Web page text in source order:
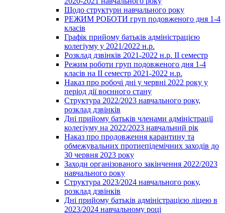
Щодо структури навчального року
РЕЖИМ РОБОТИ груп подовженого дня 1-4
класів
Графік прийому батьків адміністрацією
колегіуму у 2021/2022 н.р.
Розклад дзвінків 2021-2022 н.р. ІІ семестр
Режим роботи груп подовженого дня 1-4
класів на ІІ семестр 2021-2022 н.р.
Наказ про робочі дні у червні 2022 року у
період дії воєнного стану
Структура 2022/2023 навчального року,
розклад дзвінків
Дні прийому батьків членами адміністрації
колегіуму на 2022/2023 навчальний рік
Наказ про продовження карантину та
обмежувальних протиепідемічних заходів до
30 червня 2023 року
Заходи організованого закінчення 2022/2023
навчального року
Структура 2023/2024 навчального року,
розклад дзвінків
Дні прийому батьків адміністрацією ліцею в
2023/2024 навчальному році